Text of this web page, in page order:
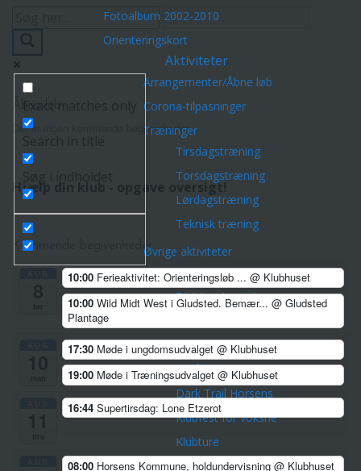
Fotoalbum 2002-2010
Orienteringskort
Aktiviteter
Arrangementer/Åbne løb
Corona-tilpasninger
Træninger
Tirsdagstræning
Torsdagstræning
Lørdagstræning
Teknisk træning
Øvrige aktiviteter
Championpokalen
Divisionsturneringen
Park Tour 2026
Nytårsløb 2025
Dark Trail Horsens
Klubfest for voksne
Klubture
Der er ingen kommende begivenheder.
Hjælp din klub - opgave oversigt!
Kommende begivenheder
10:00 Ferieaktivitet: Orienteringsløb ... @ Klubhuset
10:00 Wild Midt West i Gludsted. Bemær... @ Gludsted
Plantage
17:30 Møde i ungdomsudvalget @ Klubhuset
19:00 Møde i Træningsudvalget @ Klubhuset
16:44 Supertirsdag: Lone Etzerot
08:00 Horsens Kommune, holdundervisning @ Klubhuset